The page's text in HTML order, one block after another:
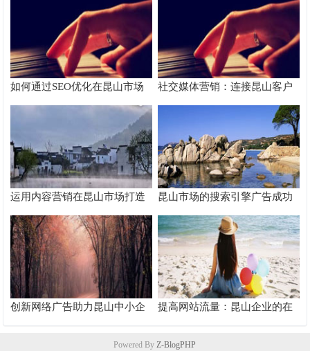
如何通过SEO优化在昆山市场
脱颖而出
社交媒体营销：连接昆山客户
的桥梁
运用内容营销在昆山市场打造
品牌影响力
昆山市场的搜索引擎广告成功
案例分析
创新网络广告助力昆山中小企
提高网站流量：昆山企业的在
Powered ByZ-BlogPHP